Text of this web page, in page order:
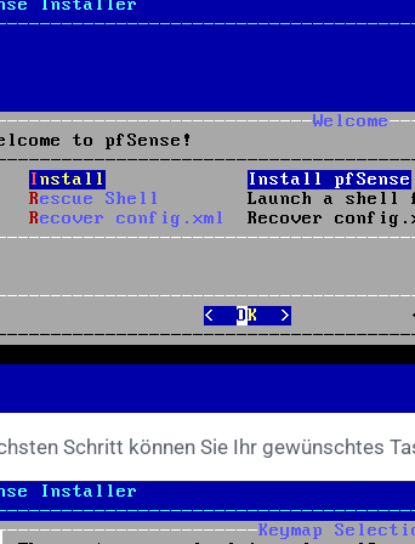
Schritt können Sie Ihr gewünschtes